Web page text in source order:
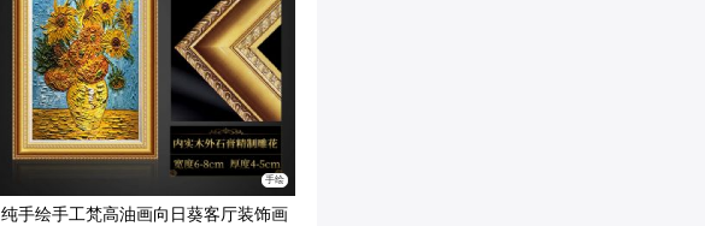
手绘
纯手绘手工梵高油画向日葵客厅装饰画